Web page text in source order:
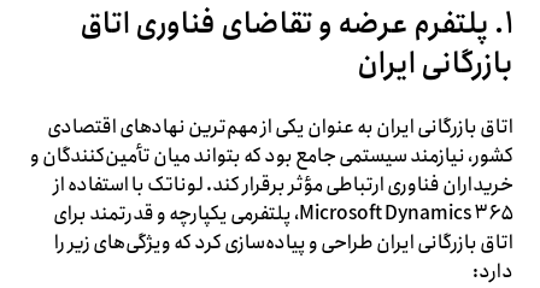
۱. پلتفرم عرضه و تقاضای فناوری اتاق
بازرگانی ایران
اتاق بازرگانی ایران به عنوان یکی از مهم‌ترین نهادهای اقتصادی
کشور، نیازمند سیستمی جامع بود که بتواند میان تأمین‌کنندگان و
خریداران فناوری ارتباطی مؤثر برقرار کند. لوناتک با استفاده از
Microsoft Dynamics ۳۶۵، پلتفرمی یکپارچه و قدرتمند برای
اتاق بازرگانی ایران طراحی و پیاده‌سازی کرد که ویژگی‌های زیر را
دارد: